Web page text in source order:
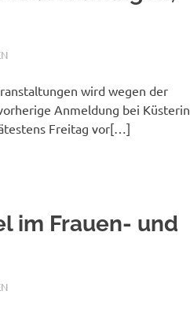
wird wegen der
Anmeldung bei Küsterin
Freitag vor[…]
im Frauen- und